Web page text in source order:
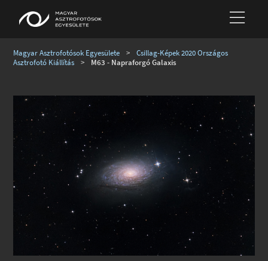
Magyar Asztrofotósok Egyesülete >
Csillag-Képek 2020 Országos
Asztrofotó Kiállítás
> M63 - Napraforgó Galaxis